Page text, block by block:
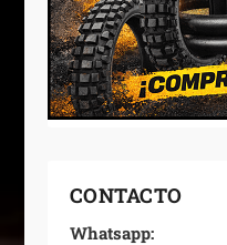
CONTACTO
Whatsapp: